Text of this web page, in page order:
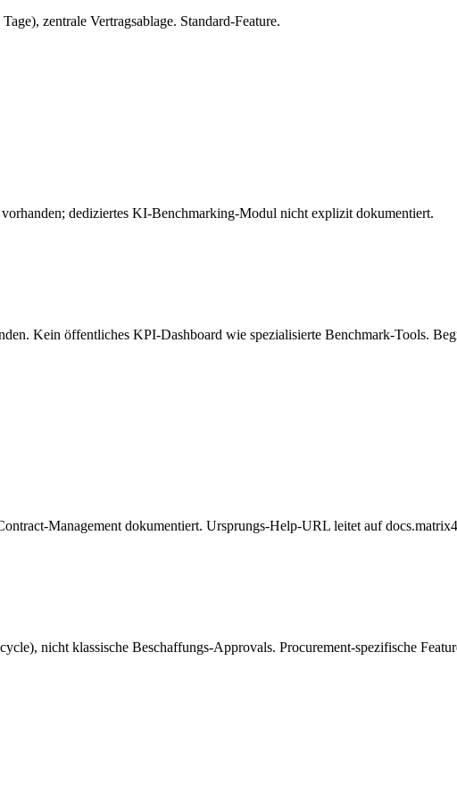
zentrale Vertragsablage. Standard-Feature.
dediziertes KI-Benchmarking-Modul nicht explizit dokumentiert.
Kein öffentliches KPI-Dashboard wie spezialisierte Benchmark-Tools.
Management dokumentiert. Ursprungs-Help-URL leitet auf
nicht klassische Beschaffungs-Approvals. Procurement-spezifische